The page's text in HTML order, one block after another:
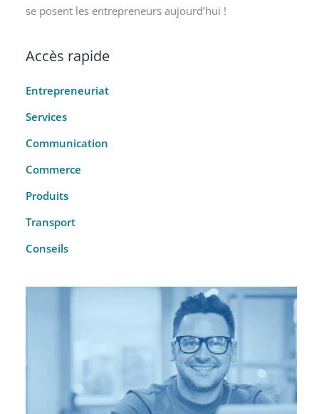
se posent les entrepreneurs aujourd’hui !
Accès rapide
Entrepreneuriat
Services
Communication
Commerce
Produits
Transport
Conseils